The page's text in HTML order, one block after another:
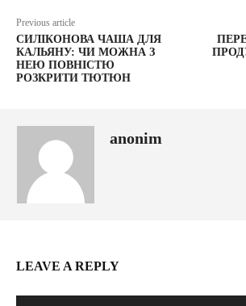
Previous article
СИЛІКОНОВА ЧАША ДЛЯ
КАЛЬЯНУ: ЧИ МОЖНА З
НЕЮ ПОВНІСТЮ
РОЗКРИТИ ТЮТЮН
anonim
LEAVE A REPLY